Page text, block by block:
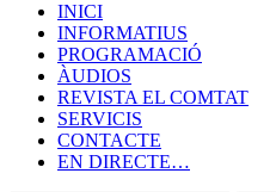
INICI
INFORMATIUS
PROGRAMACIÓ
ÀUDIOS
REVISTA EL COMTAT
SERVICIS
CONTACTE
EN DIRECTE…